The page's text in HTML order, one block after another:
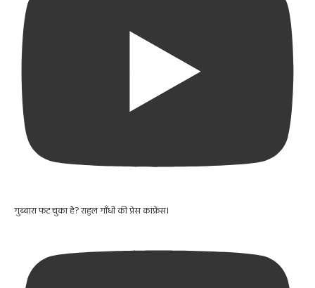
गुब्बारा फट चुका है? राहुल गाँधी की प्रेस कांफ्रेंस।